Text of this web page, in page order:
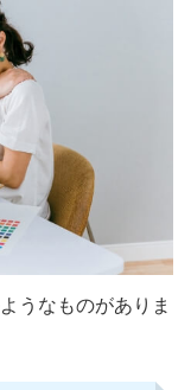
うなものがありま